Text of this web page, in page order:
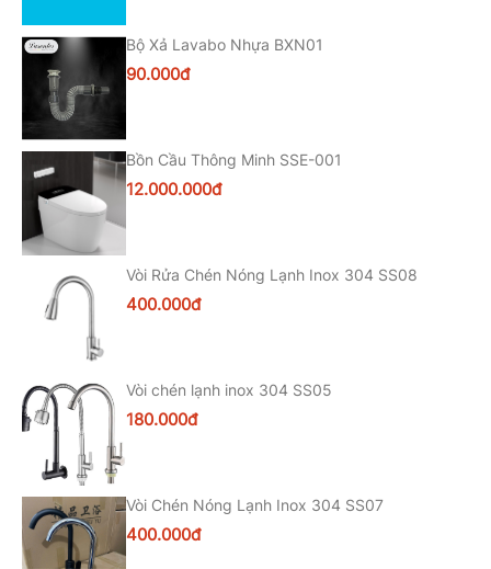
Bộ Xả Lavabo Nhựa BXN01
90.000đ
Bồn Cầu Thông Minh SSE-001
12.000.000đ
Vòi Rửa Chén Nóng Lạnh Inox 304 SS08
400.000đ
Vòi chén lạnh inox 304 SS05
180.000đ
Vòi Chén Nóng Lạnh Inox 304 SS07
400.000đ